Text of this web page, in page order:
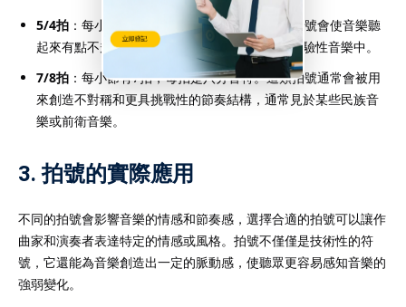
5/4拍 ：每小節有5拍，每拍是四分音符。這種拍號會使音樂聽
起來有點不規則，常見於現代古典音樂或某些實驗性音樂中。
7/8拍 ：每小節有7拍，每拍是八分音符。這類拍號通常會被用
來創造不對稱和更具挑戰性的節奏結構，通常見於某些民族音
樂或前衛音樂。
3. 拍號的實際應用
不同的拍號會影響音樂的情感和節奏感，選擇合適的拍號可以讓作
曲家和演奏者表達特定的情感或風格。拍號不僅僅是技術性的符
號，它還能為音樂創造出一定的脈動感，使聽眾更容易感知音樂的
強弱變化。